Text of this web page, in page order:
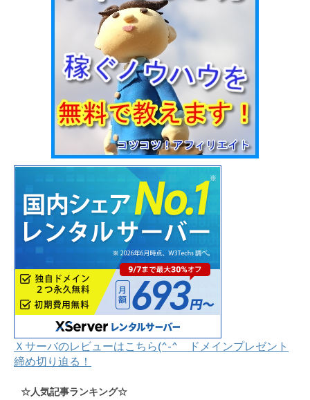
Ｘサーバのレビューはこちら(^-^ ドメインプレゼント
締め切り迫る！
☆人気記事ランキング☆